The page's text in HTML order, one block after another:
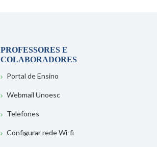
PROFESSORES E
COLABORADORES
Portal de Ensino
Webmail Unoesc
Telefones
Configurar rede Wi-fi